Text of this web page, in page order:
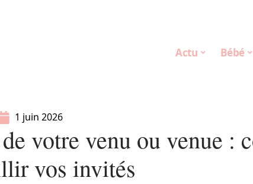
Actu Bébé
1 juin 2026
votre venu ou venue :
vos invités